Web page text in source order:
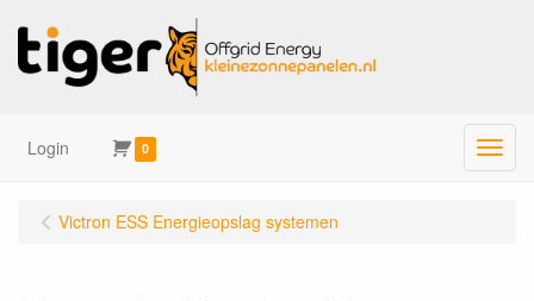
Login 0 Menu
Victron ESS Energieopslag systemen